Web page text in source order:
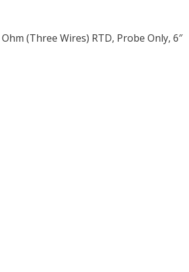
Ohm (Three Wires) RTD, Probe Only, 6″